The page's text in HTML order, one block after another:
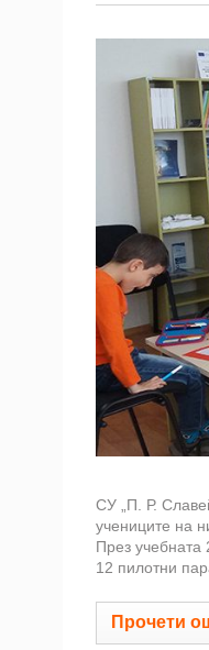
СУ „П. Р.
учениците на
През учебната
12 пилотни
Прочети